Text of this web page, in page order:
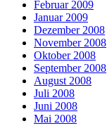
Februar 2009
Januar 2009
Dezember 2008
November 2008
Oktober 2008
September 2008
August 2008
Juli 2008
Juni 2008
Mai 2008